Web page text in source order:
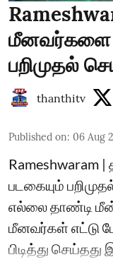
மீனவர்களை
பறிமுதல்
thanthitv
Published on: 06 Aug
படகையும்
எல்லை தாண்டி
மீனவர்கள் எட்டு
பிடித்து